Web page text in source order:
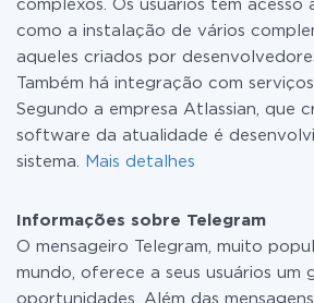
complexos. Os usuários têm acesso
como a instalação de vários
aqueles criados por
Também há integração com
Segundo a empresa Atlassian, que
software da atualidade é
sistema.
Mais detalhes
Informações sobre Telegram
O mensageiro Telegram, muito
mundo, oferece a seus usuários um
oportunidades. Além das